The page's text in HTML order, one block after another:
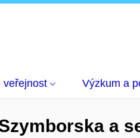
veřejnost Výzkum a
a